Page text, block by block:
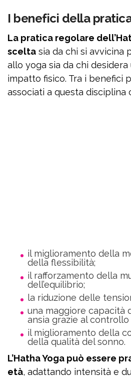
I benefici della
La pratica regolare
scelta sia da chi si avvicina
allo yoga sia da chi desidera
impatto fisico. Tra i benefici
associati a questa disciplina
il miglioramento della
della flessibilità;
il rafforzamento della
dell’equilibrio;
la riduzione delle
una maggiore capacità
ansia grazie al
il miglioramento della
della qualità del sonno.
L’Hatha Yoga può essere
età, adattando intensità e